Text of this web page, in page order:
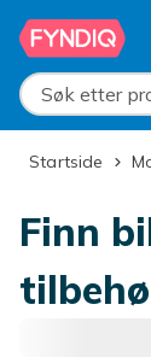
Hopp til
Søk etter
Startside
Finn